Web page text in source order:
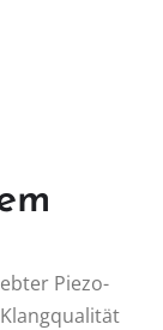
Piezo-